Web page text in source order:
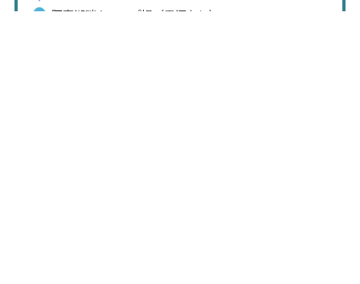
阿寒湖畔キャンプ場（電源なし）